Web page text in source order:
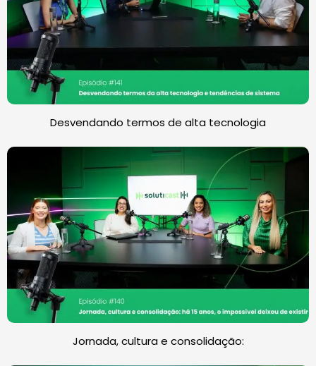
Desvendando termos de alta tecnologia
Jornada, cultura e consolidação: